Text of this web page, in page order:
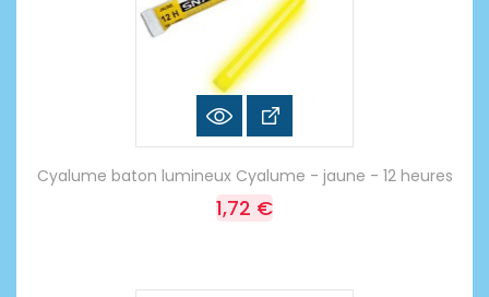
Cyalume baton lumineux Cyalume - jaune - 12 heures
1,72 €